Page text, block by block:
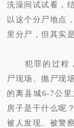
洗澡间试试看，
以这个分尸地点
里分尸，但其实
犯罪的过程
尸现场、抛尸现
的离县城6-7公
房子是干什么呢
被人发现、被警